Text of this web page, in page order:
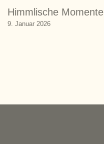
Himmlische Momente
9. Januar 2026